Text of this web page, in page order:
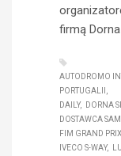
firmą
AUTODROMO
PORTUGALII
DAILY
DORNA
DOSTAWCA
FIM GRAND PRIX
IVECO S-WAY